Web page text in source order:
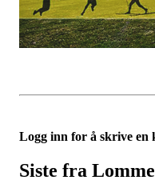
Logg inn for å skrive en
Siste fra